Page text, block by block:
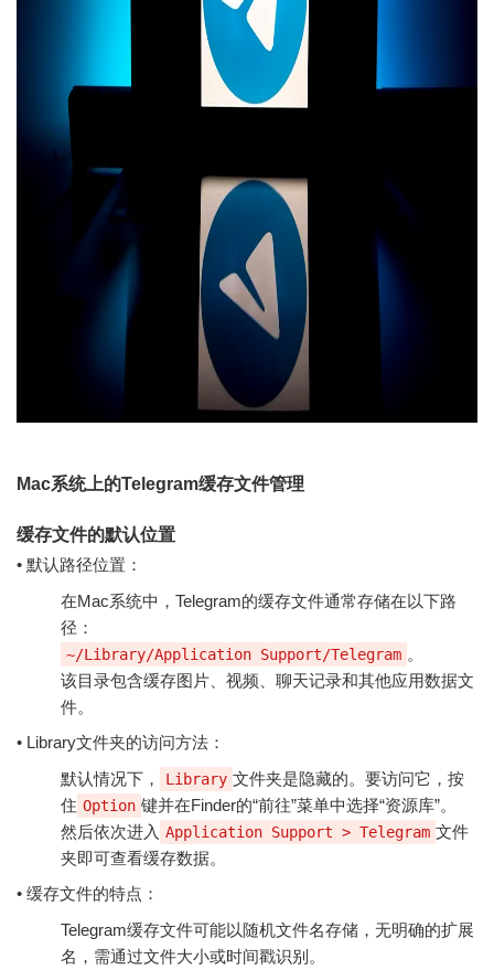
Mac系统上的Telegram缓存文件管理
缓存文件的默认位置
• 默认路径位置：
在Mac系统中，Telegram的缓存文件通常存储在以下路
径：
~/Library/Application Support/Telegram 。
该目录包含缓存图片、视频、聊天记录和其他应用数据文
件。
• Library文件夹的访问方法：
默认情况下，
Library 文件夹是隐藏的。要访问它，按
住 Option 键并在Finder的“前往”菜单中选择“资源库”。
然后依次进入 Application Support > Telegram 文件
夹即可查看缓存数据。
• 缓存文件的特点：
Telegram缓存文件可能以随机文件名存储，无明确的扩展
名，需通过文件大小或时间戳识别。